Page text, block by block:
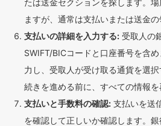
たは送金セクションを探します。
ますが、通常は支払いまたは送金の
支払いの詳細を入力する: 受取人の
SWIFT/BICコードと口座番号を含
力し、受取人が受け取る通貨を選
続きを進める前に、すべての情報を
支払いと手数料の確認: 支払いを送
を確認して正しいか確認します。